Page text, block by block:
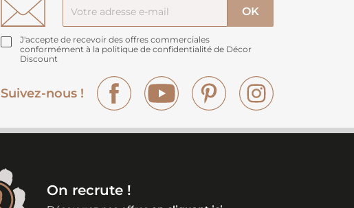
J'accepte de recevoir des offres commerciales
conformément à la politique de confidentialité de Décor
Discount
Suivez-nous !
Facebook YouTube Pinterest
On recrute !